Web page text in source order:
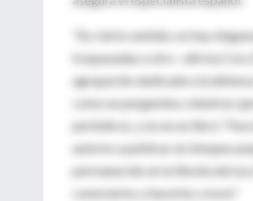
"En cierto sentido, no hay
traspasadas a otro –afirma
agrupación dedicada a la
como un pergamino, mientras
periódicos, y no en un libro."
autores a publicar en bloques
permanecido en la libreta del
conectarlos y hacerlos crecer."